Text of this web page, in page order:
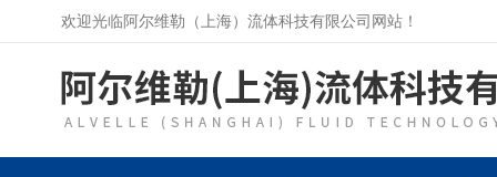
欢迎光临阿尔维勒（上海）流体科技有限公司网站！